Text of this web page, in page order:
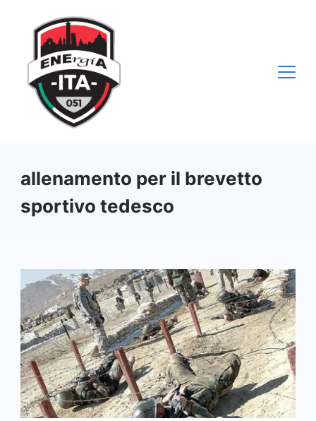
contenuto
allenamento per il brevetto
sportivo tedesco